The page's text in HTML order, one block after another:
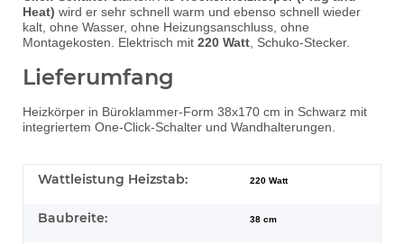
Heat) wird er sehr schnell warm und ebenso schnell wieder
kalt, ohne Wasser, ohne Heizungsanschluss, ohne
Montagekosten. Elektrisch mit 220 Watt , Schuko-Stecker.
Lieferumfang
Heizkörper in Büroklammer-Form 38x170 cm in Schwarz mit
integriertem One-Click-Schalter und Wandhalterungen.
Wattleistung Heizstab: 220 Watt
Baubreite: 38 cm